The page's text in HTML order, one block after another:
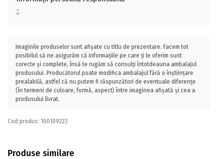
;;
Imaginile produselor sunt afișate cu titlu de prezentare. Facem tot
posibilul să ne asigurăm că informațiile pe care ți le oferim sunt
corecte și complete, însă te rugăm să consulți întotdeauna ambalajul
produsului. Producătorul poate modifica ambalajul fără o înștiințare
prealabilă, astfel că nu putem fi răspunzători de eventuale diferențe
(în termeni de culoare, formă, aspect) între imaginea afișată și cea a
produsului livrat.
Cod produs: 100109223
Produse similare